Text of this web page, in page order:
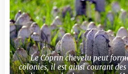
Le Coprin chevelu peut
colonies, il est ainsi courant